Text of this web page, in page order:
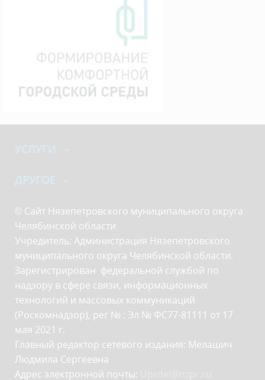
УСЛУГИ
ДРУГОЕ
© Сайт Нязепетровского муниципального округа
Челябинской области
Учредитель: Администрация Нязепетровского
муниципального округа Челябинской области.
Зарегистрирован федеральной службой по
надзору в сфере связи, информационных
технологий и массовых коммуникаций
(Роскомнадзор), рег № : Эл № ФС77-81111 от 17
мая 2021 г.
Главный редактор сетевого издания: Мелашич
Людмила Сергеевна
Адрес электронной почты: